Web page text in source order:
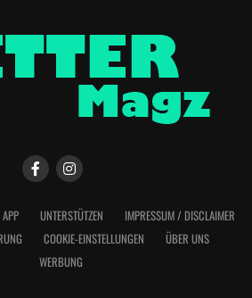
UNTERSTÜTZEN
IMPRESSUM / DISCLAIMER
COOKIE-EINSTELLUNGEN
ÜBER UNS
WERBUNG